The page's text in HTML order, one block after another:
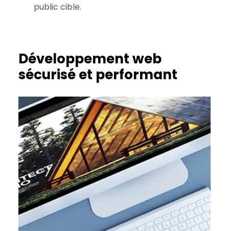
public cible.
Développement web
sécurisé et performant